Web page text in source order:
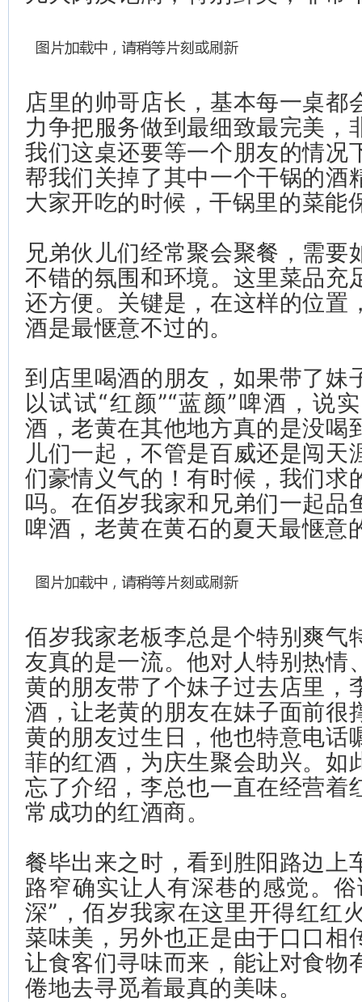
店里的帅哥店长，基本每一桌都
力争把服务做到最细致最完美，
我们这桌还要等一个朋友的情况
帮我们关掉了其中一个干锅的酒
大家开吃的时候，干锅里的菜能
兄弟伙儿们经常聚会聚餐，需要
不错的氛围和环境。这里菜品充
还方便。关键是，在这样的位置
酒是最惬意不过的。
到店里喝酒的朋友，如果带了妹
以试试“红颜”“蓝颜”啤酒，说
酒，老黄在其他地方真的是没喝
儿们一起，不管是百威还是闯天
们豪情义气的！有时候，我们求
吗。在佰岁我家和兄弟们一起品
啤酒，老黄在黄石的夏天最惬意
佰岁我家老板李总是个特别爽气
友真的是一流。他对人特别热情
黄的朋友带了个妹子过去店里，
酒，让老黄的朋友在妹子面前很
黄的朋友过生日，他也特意电话
菲的红酒，为庆生聚会助兴。如
忘了介绍，李总也一直在经营着
常成功的红酒商。
餐毕出来之时，看到胜阳路边上
路窄确实让人有深巷的感觉。
深”，佰岁我家在这里开得红红
菜味美，另外也正是由于口口相
让食客们寻味而来，能让对食物
倦地去寻觅着最真的美味。